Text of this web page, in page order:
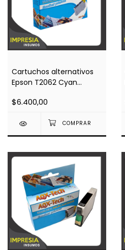
Cartuchos alternativos
Epson T2062 Cyan
$6.400,00